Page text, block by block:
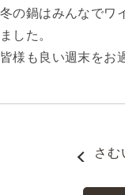
冬の鍋はみんなでワ
ました。
皆様も良い週末をお
さむ